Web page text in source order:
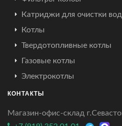
Катриджи для очистки
Котлы
Твердотопливные котлы
Газовые котлы
Электрокотлы
КОНТАКТЫ
Магазин-офис-склад